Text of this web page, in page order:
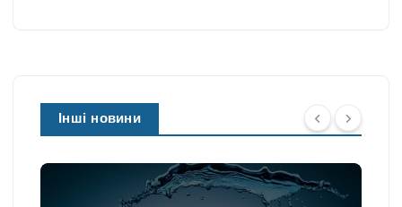
Інші новини